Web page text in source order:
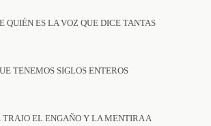
QUIÉN ES LA VOZ QUE DICE TANTAS
TENEMOS SIGLOS ENTEROS
TRAJO EL ENGAÑO Y LA MENTIRA A